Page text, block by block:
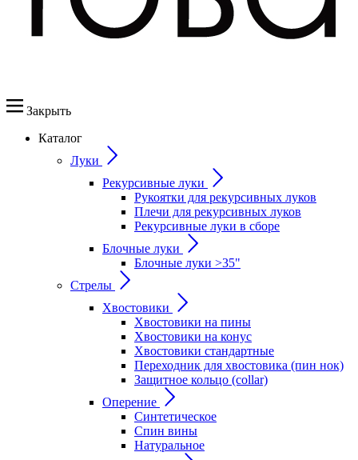
Закрыть
Каталог
Луки
Рекурсивные луки
Рукоятки для рекурсивных луков
Плечи для рекурсивных луков
Рекурсивные луки в сборе
Блочные луки
Блочные луки >35"
Стрелы
Хвостовики
Хвостовики на пины
Хвостовики на конус
Хвостовики стандартные
Переходник для хвостовика (пин нок)
Защитное кольцо (collar)
Оперение
Синтетическое
Спин вины
Натуральное